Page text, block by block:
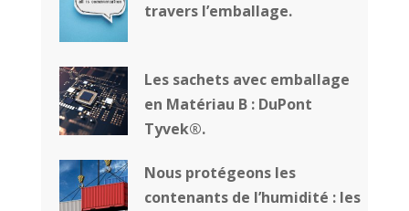
travers l’emballage.
Les sachets avec emballage
en Matériau B : DuPont
Tyvek®.
Nous protégeons les
contenants de l’humidité : les